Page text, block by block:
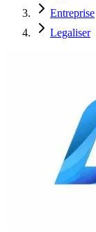
Entreprise
Legaliser